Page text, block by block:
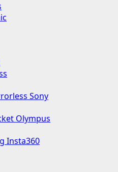
Sony
Olympus
Insta360